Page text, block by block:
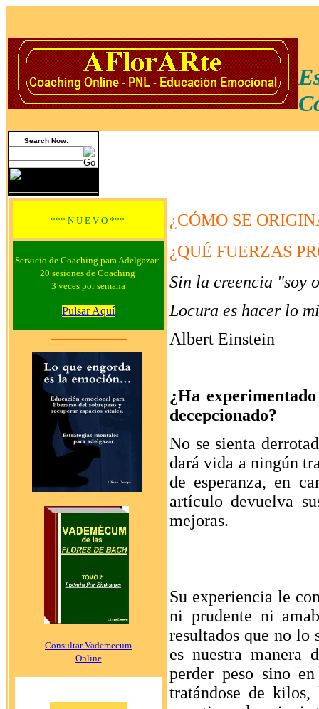
Search Now:
*** N U E V O ***
Servicio de Coaching para Adelgazar:
20 sesiones de Coaching
3 veces por semana
Pulsar Aquí
Consultar Vademecum
Online
¿CÓMO SE
¿QUÉ FUERZAS
Sin la creencia "soy
Locura es hacer lo
Albert Einstein
¿Ha
decepcionado?
No se sienta
dará vida a ningún
de esperanza, en
artículo devuelva
mejoras.
Su experiencia le
ni prudente ni
resultados que no lo
es nuestra manera
perder peso sino
tratándose de